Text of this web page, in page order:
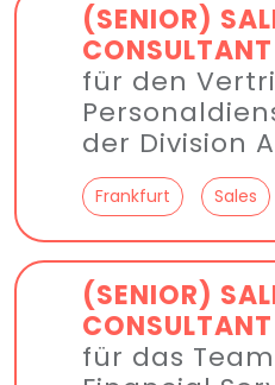
(SENIOR)
für den
der Division
Frankfurt Sales
(SENIOR)
für das